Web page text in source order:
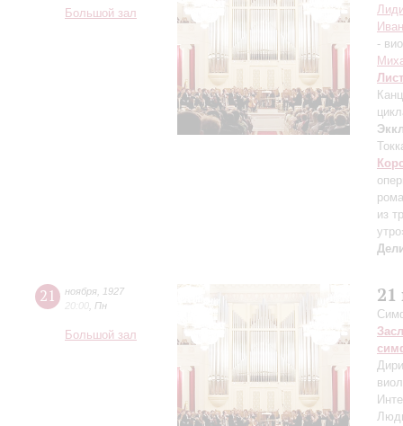
Большой зал
-
Лист
из
21 ноября
1927
20:00 Пн
Большой зал
21